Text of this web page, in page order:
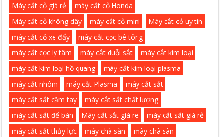
Máy cắt cỏ giá rẻ
máy cắt cỏ Honda
Máy cắt cỏ không dây
máy cắt cỏ mini
Máy cắt cỏ uy tín
máy cắt cỏ xe đẩy
máy cắt cọc bê tông
máy cắt cọc ly tâm
máy cắt duỗi sắt
máy cắt kim loại
máy cắt kim loại hồ quang
máy cắt kim loại plasma
máy cắt nhôm
máy cắt Plasma
máy cắt sắt
máy cắt sắt cầm tay
máy cắt sắt chất lượng
máy cắt sắt để bàn
Máy cắt sắt giá re
máy cắt sắt giá rẻ
máy cắt sắt thủy lực
máy chà sàn
mày chà sàn